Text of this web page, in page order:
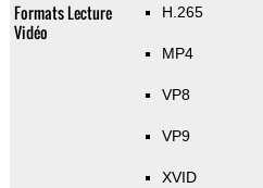
Formats Lecture
Vidéo
H.265
MP4
VP8
VP9
XVID